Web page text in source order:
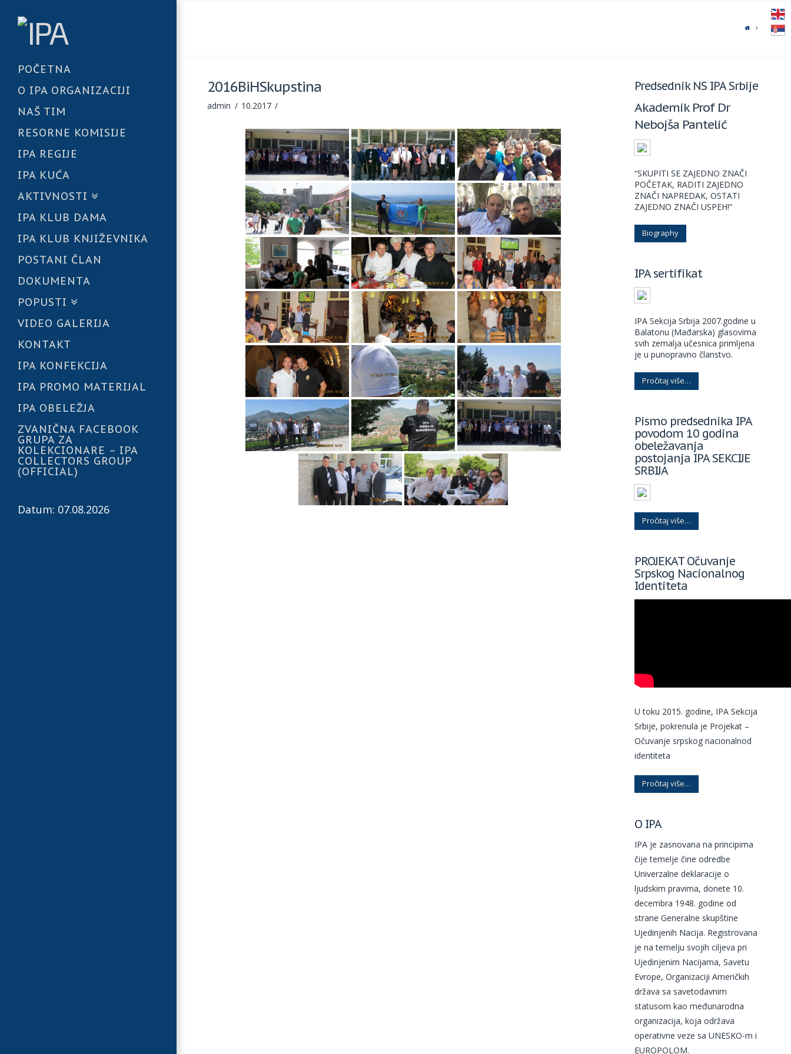
POČETNA
O IPA ORGANIZACIJI
NAŠ TIM
RESORNE KOMISIJE
IPA REGIJE
IPA KUĆA
AKTIVNOSTI
IPA KLUB DAMA
IPA KLUB KNJIŽEVNIKA
POSTANI ČLAN
DOKUMENTA
POPUSTI
VIDEO GALERIJA
KONTAKT
IPA KONFEKCIJA
IPA PROMO MATERIJAL
IPA OBELEŽJA
ZVANIČNA FACEBOOK
GRUPA ZA
KOLEKCIONARE – IPA
COLLECTORS GROUP
(OFFICIAL)
Datum: 07.08.2026
2016BiHSkupstina
admin 10.2017
Predsednik NS IPA Srbije
Akademik Prof Dr
Nebojša Pantelić
“SKUPITI SE ZAJEDNO ZNAČI
POČETAK, RADITI ZAJEDNO
ZNAČI NAPREDAK, OSTATI
ZAJEDNO ZNAČI USPEH!“
Biography
IPA sertifikat
IPA Sekcija Srbija 2007.godine u
Balatonu (Mađarska) glasovima
svih zemalja učesnica primljena
je u punopravno članstvo.
Pročitaj više…
Pismo predsednika IPA
povodom 10 godina
obeležavanja
postojanja IPA SEKCIJE
SRBIJA
Pročitaj više…
PROJEKAT Očuvanje
Srpskog Nacionalnog
Identiteta
U toku 2015. godine, IPA Sekcija
Srbije, pokrenula je Projekat –
Očuvanje srpskog nacionalnod
identiteta
Pročitaj više…
O IPA
IPA je zasnovana na principima
čije temelje čine odredbe
Univerzalne deklaracije o
ljudskim pravima, donete 10.
decembra 1948. godine od
strane Generalne skupštine
Ujedinjenih Nacija. Registrovana
je na temelju svojih ciljeva pri
Ujedinjenim Nacijama, Savetu
Evrope, Organizaciji Američkih
država sa savetodavnim
statusom kao međunarodna
organizacija, koja održava
operativne veze sa UNESKO-m i
EUROPOLOM.